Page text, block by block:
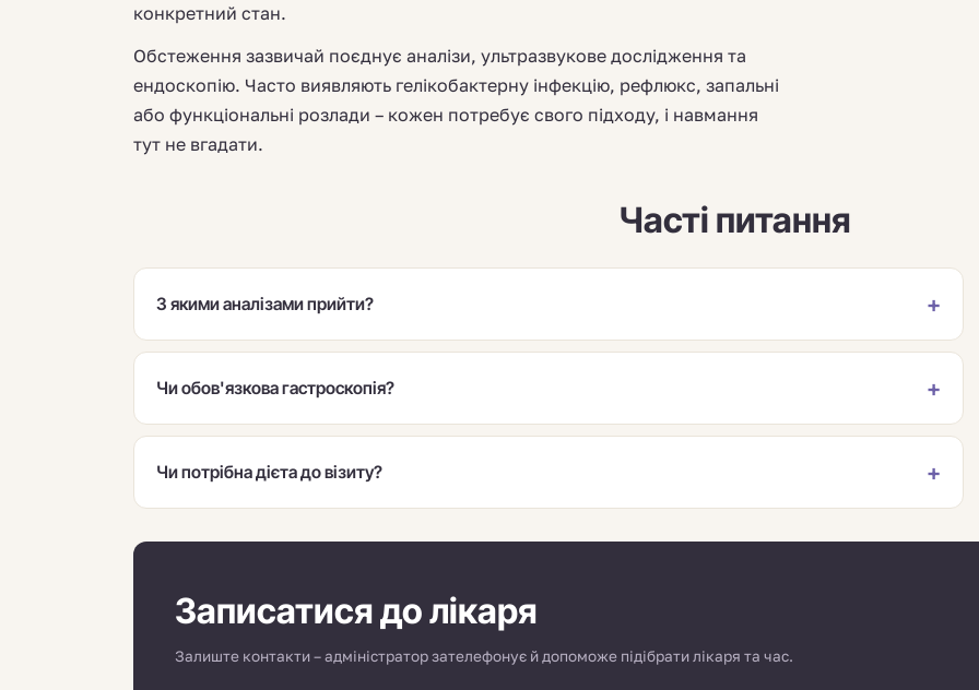
конкретний стан.
Обстеження зазвичай поєднує аналізи, ультразвукове дослідження та
ендоскопію. Часто виявляють гелікобактерну інфекцію, рефлюкс, запальні
або функціональні розлади – кожен потребує свого підходу, і навмання
тут не вгадати.
Часті питання
З якими аналізами прийти?
Чи обов'язкова гастроскопія?
Чи потрібна дієта до візиту?
Записатися до лікаря
Залиште контакти – адміністратор зателефонує й допоможе підібрати лікаря та час.